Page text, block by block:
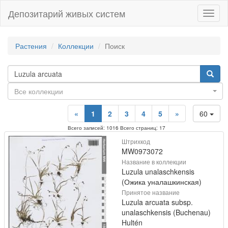
Депозитарий живых систем
Растения Коллекции Поиск
Все коллекции
60
« 1 2 3 4 5 »
Всего записей: 1016 Всего страниц: 17
Штрихкод
MW0973072
Название в коллекции
Luzula unalaschkensis
(Ожика уналашкинская)
Принятое название
Luzula arcuata subsp.
unalaschkensis (Buchenau)
Hultén